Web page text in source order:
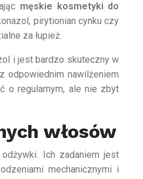
męskie kosmetyki do
pirytionian cynku czy
za łupież.
i jest bardzo skuteczny w
odpowiednim nawilżeniem
o regularnym, ale nie zbyt
włosów
Ich zadaniem jest
mechanicznymi i